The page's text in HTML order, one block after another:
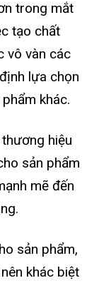
trong mắt
tạo chất
vô vàn các
lựa chọn
khác.
hiệu
sản phẩm
mẽ đến
sản phẩm,
khác biệt